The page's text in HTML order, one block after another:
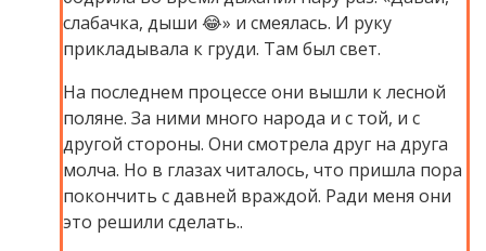
слабачка, дыши 😂» и смеялась. И руку
прикладывала к груди. Там был свет.
На последнем процессе они вышли к лесной
поляне. За ними много народа и с той, и с
другой стороны. Они смотрела друг на друга
молча. Но в глазах читалось, что пришла пора
покончить с давней враждой. Ради меня они
это решили сделать..